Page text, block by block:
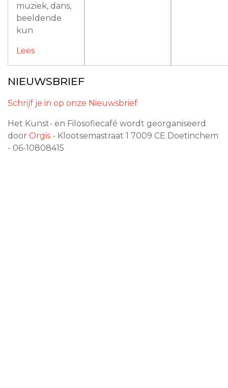
muziek, dans,
beeldende
kun
Lees
NIEUWSBRIEF
Schrijf je in op onze Nieuwsbrief
Het Kunst- en Filosofiecafé wordt georganiseerd
door Orgis - Klootsemastraat 1 7009 CE Doetinchem
- 06-10808415